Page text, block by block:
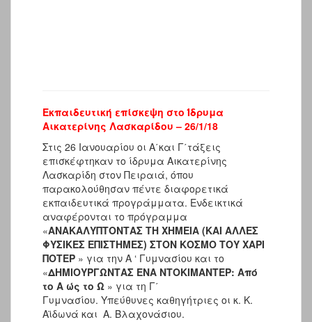
Εκπαιδευτική επίσκεψη στο Ίδρυμα
Αικατερίνης Λασκαρίδου – 26/1/18
Στις 26 Ιανουαρίου οι Α΄και Γ΄τάξεις
επισκέφτηκαν το ίδρυμα Αικατερίνης
Λασκαρίδη στον Πειραιά, όπου
παρακολούθησαν πέντε διαφορετικά
εκπαιδευτικά προγράμματα. Ενδεικτικά
αναφέρονται το πρόγραμμα
«ΑΝΑΚΑΛΥΠΤΟΝΤΑΣ ΤΗ ΧΗΜΕΙΑ (ΚΑΙ ΑΛΛΕΣ
ΦΥΣΙΚΕΣ ΕΠΙΣΤΗΜΕΣ) ΣΤΟΝ ΚΟΣΜΟ ΤΟΥ ΧΑΡΙ
ΠΟΤΕΡ » για την Α ‘ Γυμνασίου και το
«ΔΗΜΙΟΥΡΓΩΝΤΑΣ ΕΝΑ ΝΤΟΚΙΜΑΝΤΕΡ: Από
το A ώς το Ω » για τη Γ΄
Γυμνασίου. Υπεύθυνες καθηγήτριες οι κ. Κ.
Αϊδωνά και Α. Βλαχονάσιου.